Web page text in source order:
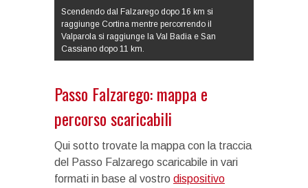
Scendendo dal Falzarego dopo 16 km si
raggiunge Cortina mentre percorrendo il
Valparola si raggiunge la Val Badia e San
Cassiano dopo 11 km.
Passo Falzarego: mappa e
percorso scaricabili
Qui sotto trovate la mappa con la traccia
del Passo Falzarego scaricabile in vari
formati in base al vostro dispositivo